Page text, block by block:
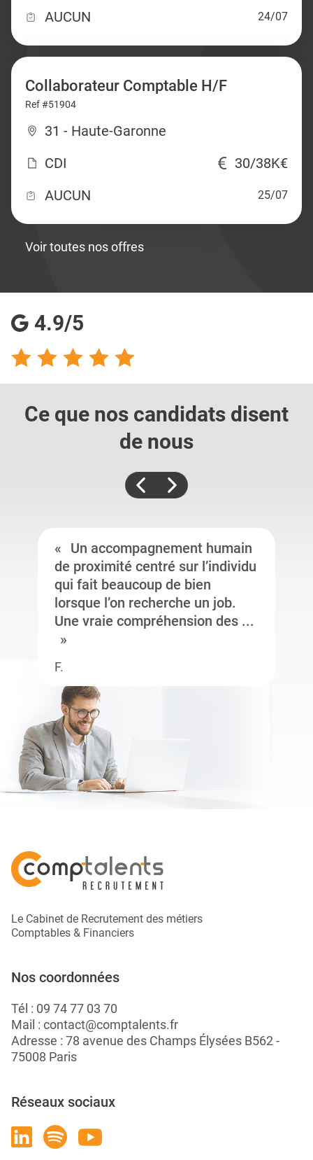
AUCUN
24/07
Collaborateur Comptable H/F
Ref #51904
31 - Haute-Garonne
CDI
30/38K€
AUCUN
25/07
Voir toutes nos offres
4.9/5
Ce que nos candidats disent
de nous
Un accompagnement humain
de proximité centré sur l’individu
qui fait beaucoup de bien
lorsque l’on recherche un job.
Une vraie compréhension des ...
F.
Le Cabinet de Recrutement des métiers
Comptables & Financiers
Nos coordonnées
Tél : 09 74 77 03 70
Mail : contact@comptalents.fr
Adresse : 78 avenue des Champs Élysées B562 -
75008 Paris
Réseaux sociaux